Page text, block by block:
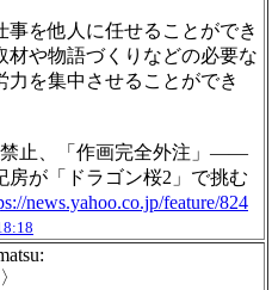
事を他人に任せることができ
材や物語づくりなどの必要な
力を集中させることができ
禁止、「作画完全外注」――
房が「ドラゴン桜2」で挑む
news.yahoo.co.jp/feature/824